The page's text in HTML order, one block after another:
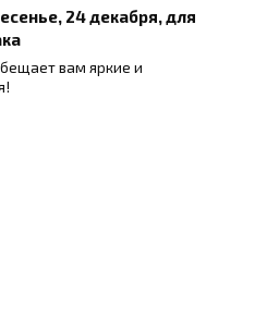
24 декабря, для
вам яркие и